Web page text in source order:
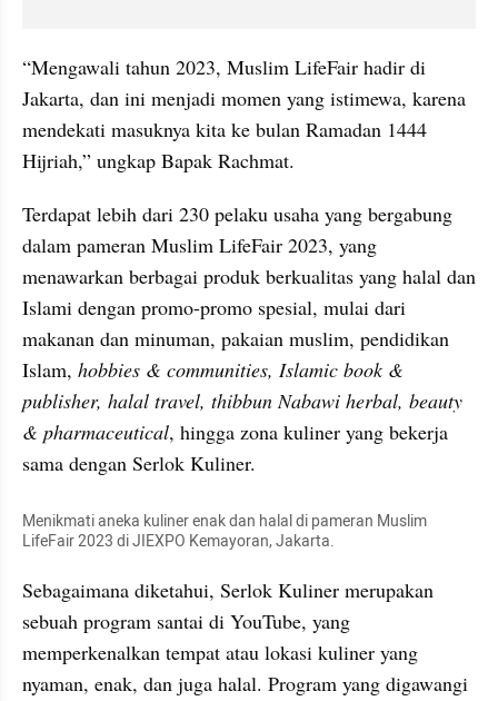
“Mengawali tahun 2023, Muslim LifeFair hadir di
Jakarta, dan ini menjadi momen yang istimewa, karena
mendekati masuknya kita ke bulan Ramadan 1444
Hijriah,” ungkap Bapak Rachmat.
Terdapat lebih dari 230 pelaku usaha yang bergabung
dalam pameran Muslim LifeFair 2023, yang
menawarkan berbagai produk berkualitas yang halal dan
Islami dengan promo-promo spesial, mulai dari
makanan dan minuman, pakaian muslim, pendidikan
Islam, hobbies & communities, Islamic book &
publisher, halal travel, thibbun Nabawi herbal, beauty
& pharmaceutical, hingga zona kuliner yang bekerja
sama dengan Serlok Kuliner.
Menikmati aneka kuliner enak dan halal di pameran Muslim
LifeFair 2023 di JIEXPO Kemayoran, Jakarta.
Sebagaimana diketahui, Serlok Kuliner merupakan
sebuah program santai di YouTube, yang
memperkenalkan tempat atau lokasi kuliner yang
nyaman, enak, dan juga halal. Program yang digawangi